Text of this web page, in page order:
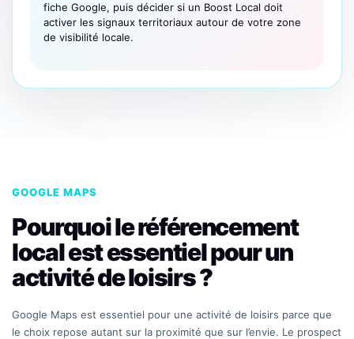
fiche Google, puis décider si un Boost Local doit
activer les signaux territoriaux autour de votre zone
de visibilité locale.
GOOGLE MAPS
Pourquoi le référencement
local est essentiel pour un
activité de loisirs ?
Google Maps est essentiel pour une activité de loisirs parce que
le choix repose autant sur la proximité que sur l’envie. Le prospect